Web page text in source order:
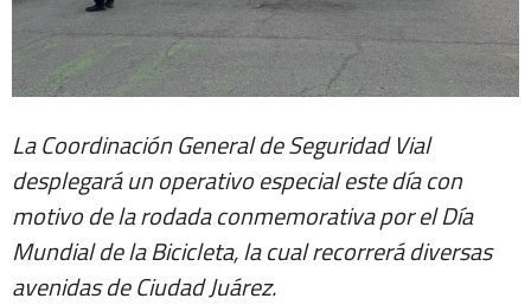
La Coordinación General de Seguridad Vial
desplegará un operativo especial este día con
motivo de la rodada conmemorativa por el Día
Mundial de la Bicicleta, la cual recorrerá diversas
avenidas de Ciudad Juárez.